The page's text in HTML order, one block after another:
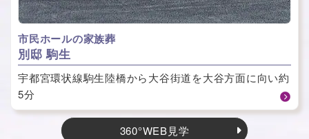
市民ホールの家族葬
別邸 駒生
宇都宮環状線駒生陸橋から大谷街道を大谷方面に向い約
5分
360°WEB見学